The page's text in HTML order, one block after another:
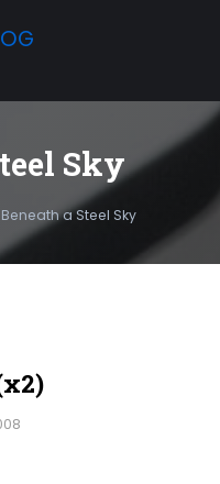
Sky
Beneath a Steel Sky